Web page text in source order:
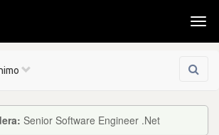
Senior Software Engineer .Net